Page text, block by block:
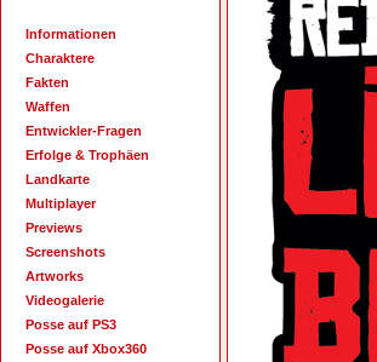
Informationen
Charaktere
Fakten
Waffen
Entwickler-Fragen
Erfolge & Trophäen
Landkarte
Multiplayer
Previews
Screenshots
Artworks
Videogalerie
Posse auf PS3
Posse auf Xbox360